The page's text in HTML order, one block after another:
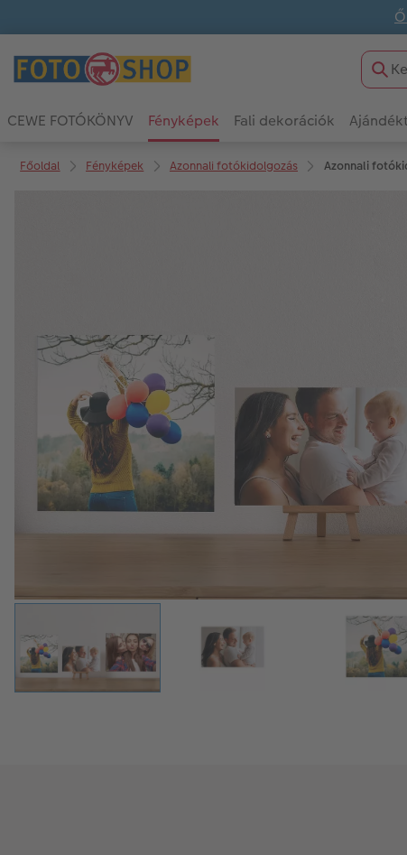
CEWE FOTÓKÖNYV Fényképek Fali dekorációk
Főoldal Fényképek Azonnali fotókidolgozás Azonnali